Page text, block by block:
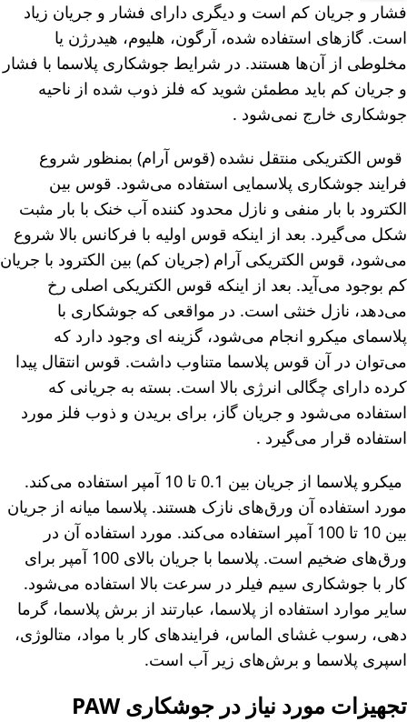
فشار و جریان کم است و دیگری دارای فشار و جریان زیاد
است. گازهای استفاده شده، آرگون، هلیوم، هیدرژن یا
مخلوطی از آن‌ها هستند. در شرایط جوشکاری پلاسما با فشار
و جریان کم باید مطمئن شوید که فلز ذوب شده از ناحیه
جوشکاری خارج نمی‌شود .
قوس الکتریکی منتقل نشده (قوس آرام) بمنظور شروع
فرایند جوشکاری پلاسمایی استفاده می‌شود. قوس بین
الکترود با بار منفی و نازل محدود کننده آب خنک با بار مثبت
شکل می‌گیرد. بعد از اینکه قوس اولیه با فرکانس بالا شروع
می‌شود، قوس الکتریکی آرام (جریان کم) بین الکترود با جریان
کم بوجود می‌آید. بعد از اینکه قوس الکتریکی اصلی رخ
می‌دهد، نازل خنثی است. در مواقعی که جوشکاری با
پلاسمای میکرو انجام می‌شود، گزینه ای وجود دارد که
می‌توان در آن قوس پلاسما متناوب داشت. قوس انتقال پیدا
کرده دارای چگالی انرژی بالا است. بسته به جریانی که
استفاده می‌شود و جریان گاز، برای بریدن و ذوب فلز مورد
استفاده قرار می‌گیرد .
میکرو پلاسما از جریان بین 0.1 تا 10 آمپر استفاده می‌کند.
مورد استفاده آن ورق‌های نازک هستند. پلاسما میانه از جریان
بین 10 تا 100 آمپر استفاده می‌کند. مورد استفاده آن در
ورق‌های ضخیم است. پلاسما با جریان بالای 100 آمپر برای
کار با جوشکاری سیم فیلر در سرعت بالا استفاده می‌شود.
سایر موارد استفاده از پلاسما، عبارتند از برش پلاسما، گرما
دهی، رسوب غشای الماس، فرایندهای کار با مواد، متالوژی،
اسپری پلاسما و برش‌های زیر آب است.
تجهیزات مورد نیاز در جوشکاری PAW